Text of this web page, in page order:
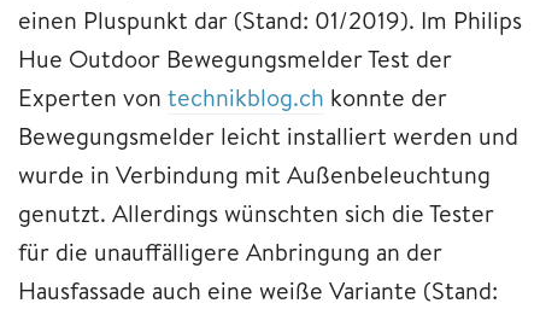
einen Pluspunkt dar (Stand: 01/2019). Im Philips
Hue Outdoor Bewegungsmelder Test der
Experten von technikblog.ch konnte der
Bewegungsmelder leicht installiert werden und
wurde in Verbindung mit Außenbeleuchtung
genutzt. Allerdings wünschten sich die Tester
für die unauffälligere Anbringung an der
Hausfassade auch eine weiße Variante (Stand: